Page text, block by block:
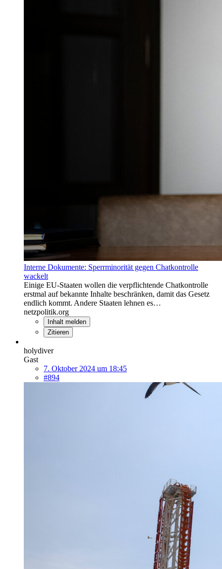
Interne Dokumente: Sperrminorität gegen Chatkontrolle
wackelt
Einige EU-Staaten wollen die verpflichtende Chatkontrolle
erstmal auf bekannte Inhalte beschränken, damit das Gesetz
endlich kommt. Andere Staaten lehnen es…
netzpolitik.org
Inhalt melden
Zitieren
holydiver
Gast
7. Oktober 2024 um 18:45
#894